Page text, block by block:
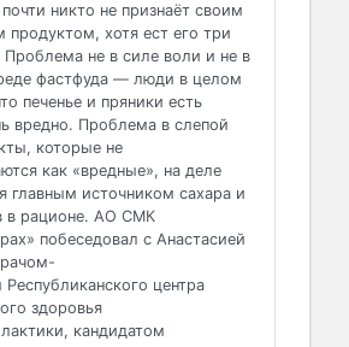
никто не признаёт своим
продуктом, хотя ест его три
Проблема не в силе воли и не в
фастфуда — люди в целом
печенье и пряники есть
вредно. Проблема в слепой
которые не
как «вредные», на деле
главным источником сахара и
в рационе. АО СМК
побеседовал с Анастасией
центра
здоровья
кандидатом